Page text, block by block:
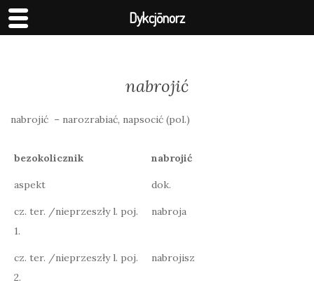
nabrojić
nabrojić – narozrabiać, napsocić (pol.)
bezokolicznik nabrojić
aspekt dok.
cz. ter. /nieprzeszły l. poj.
1.
nabroja
cz. ter. /nieprzeszły l. poj.
2.
nabrojisz
Dykcjōnorz